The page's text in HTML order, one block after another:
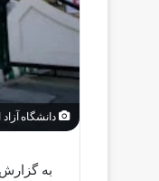
دانشگاه
به